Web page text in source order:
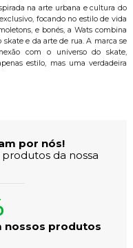
na arte urbana e cultura do
focando no estilo de vida
e bonés, a Wats combina
e da arte de rua. A marca se
com o universo do skate,
estilo, mas uma verdadeira
por nós!
da nossa
nossos produtos